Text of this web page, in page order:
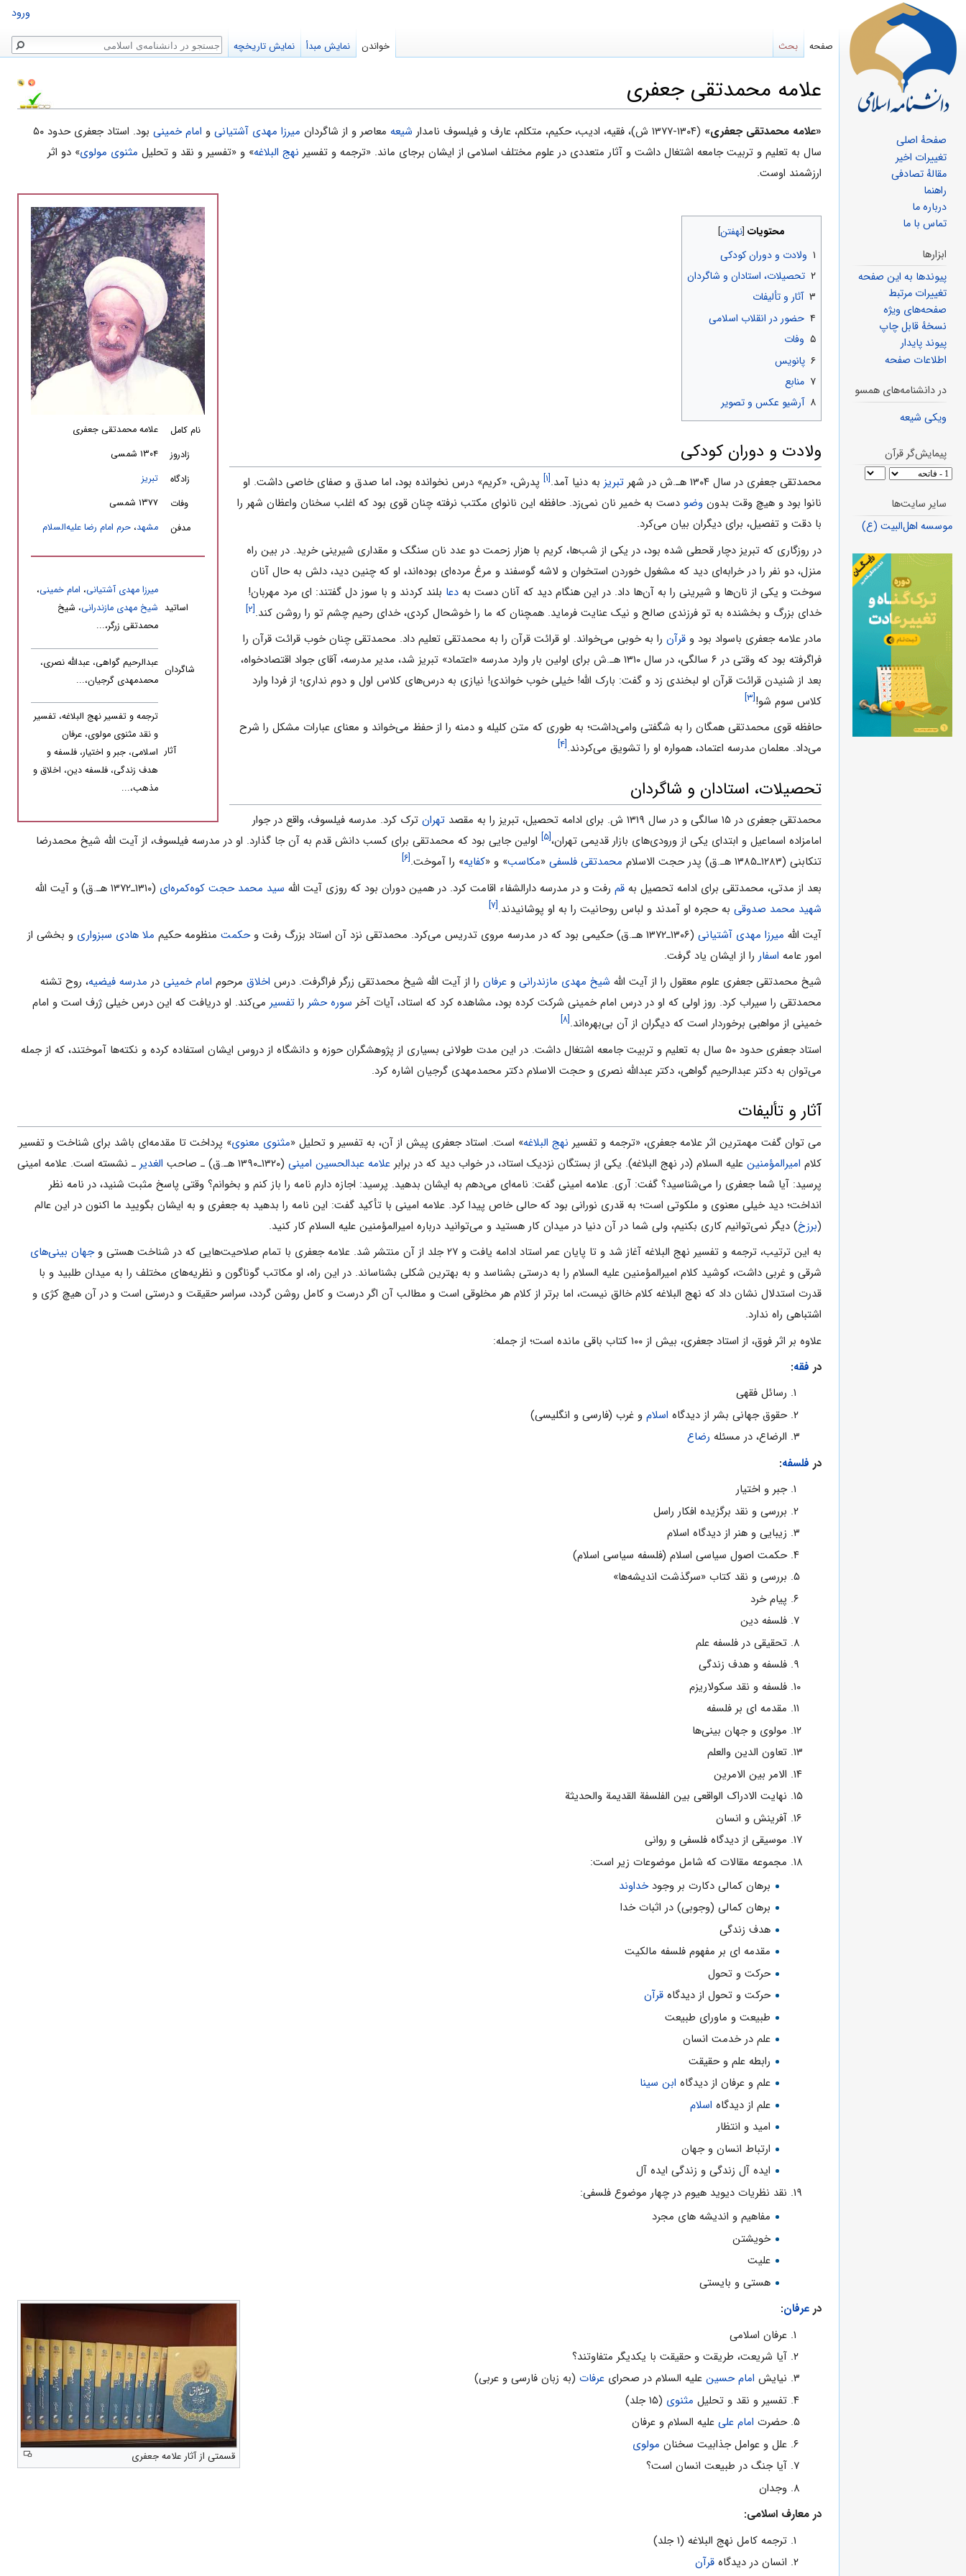
علامه محمدتقی جعفری
پرش
به
ناوبری
پرش
به
جستجو
«علامه محمدتقی جعفری» (۱۳۰۴-۱۳۷۷ ش)، فقیه، ادیب، حکیم، متکلم، عارف و فیلسوف نامدار شیعه معاصر و از شاگردان میرزا مهدی آشتیانی و امام خمینی
بود. استاد جعفری حدود ۵۰
سال به تعلیم و تربیت جامعه اشتغال داشت و آثار متعددی در علوم مختلف اسلامی از ایشان برجای ماند. «ترجمه و تفسیر نهج البلاغه» و «تفسیر و نقد و تحلیل مثنوی مولوی» دو اثر
ارزشمند اوست.
نام کامل
علامه محمدتقی جعفری
زادروز
۱۳۰۴ شمسی
زادگاه
تبریز
وفات
۱۳۷۷ شمسی
مدفن
مشهد، حرم امام رضا علیه‌السلام
اساتید
میرزا مهدی آشتیانی، امام خمینی،
شیخ مهدی مازندرانی، شیخ
محمدتقی زرگر،...
شاگردان
عبدالرحیم گواهی، عبدالله نصری،
محمدمهدی گرجیان،...
آثار
ترجمه و تفسیر نهج البلاغه، تفسیر
و نقد مثنوی مولوی، عرفان
اسلامی، جبر و اختیار، فلسفه و
هدف زندگی، فلسفه دین، اخلاق و
مذهب،...
محتویات
۱ ولادت و دوران کودکی
۲ تحصیلات، استادان و شاگردان
۳ آثار و تألیفات
۴ حضور در انقلاب اسلامی
۵ وفات
۶ پانویس
۷ منابع
۸ آرشیو عکس و تصویر
ولادت و دوران کودکی
محمدتقی جعفری در سال ۱۳۰۴ هـ.ش در شهر تبریز به دنیا آمد.[۱]
پدرش، «کریم» درس نخوانده بود، اما صدق و صفای خاصی داشت. او
نانوا بود و هیچ وقت بدون وضو دست به خمیر نان نمی‌زد. حافظه این نانوای مکتب نرفته چنان قوی بود که اغلب سخنان واعظان شهر را
با دقت و تفصیل، برای دیگران بیان می‌کرد.
در روزگاری که تبریز دچار قحطی شده بود، در یکی از شب‌ها، ‌کریم با هزار زحمت دو عدد نان سنگک و مقداری شیرینی خرید. در بین راه
منزل، دو نفر را در خرابه‌ای دید که مشغول خوردن استخوان و لاشه گوسفند و مرغ مرده‌ای بوده‌اند،‌ او که چنین دید، دلش به حال آنان
سوخت و یکی از نان‌ها و شیرینی را به آن‌ها داد. در این هنگام دید که آنان دست به دعا بلند کردند و با سوز دل گفتند: ای مرد مهربان!
خدای بزرگ و بخشنده به تو فرزندی صالح و نیک عنایت فرماید. همچنان که ما را خوشحال کردی، خدای رحیم چشم تو را روشن کند.[۲]
مادر علامه جعفری باسواد بود و قرآن را به خوبی می‌خواند. او قرائت قرآن را به محمدتقی تعلیم داد. محمدتقی چنان خوب قرائت قرآن را
فراگرفته بود که وقتی در ۶ سالگی، در سال ۱۳۱۰ هـ.ش برای اولین بار وارد مدرسه «اعتماد» تبریز شد، مدیر مدرسه، آقای جواد اقتصادخواه،
بعد از شنیدن قرائت قرآن او لبخندی زد و گفت: بارک الله! خیلی خوب خواندی! نیازی به درس‌های کلاس اول و دوم نداری؛ از فردا وارد
کلاس سوم شو![۳]
حافظه قوی محمدتقی همگان را به شگفتی وامی‌داشت؛ به طوری که متن کلیله و دمنه را از حفظ می‌خواند و معنای عبارات مشکل را شرح
می‌داد. معلمان مدرسه اعتماد، همواره او را تشویق می‌کردند.[۴]
تحصیلات، استادان و شاگردان
محمدتقی جعفری در ۱۵ سالگی و در سال ۱۳۱۹ ش. برای ادامه تحصیل، تبریز را به مقصد تهران ترک کرد. مدرسه فیلسوف، واقع در جوار
امامزاده اسماعیل و ابتدای یکی از ورودی‌های بازار قدیمی تهران،[۵]
اولین جایی بود که محمدتقی برای کسب دانش قدم به آن جا گذارد. او در مدرسه فیلسوف، از آیت الله شیخ محمدرضا
تنکابنی (۱۲۸۳ـ۱۳۸۵ هـ.ق) پدر حجت الاسلام
محمدتقی فلسفی «مکاسب» و «کفایه» را آموخت.[۶]
بعد از مدتی، محمدتقی برای ادامه تحصیل به قم رفت و در مدرسه دارالشفاء اقامت کرد. در همین دوران بود که روزی آیت الله سید محمد حجت کوه‌کمره‌ای (۱۳۱۰ـ۱۳۷۲ هـ.ق) و آیت الله
شهید محمد صدوقی به حجره او آمدند و لباس روحانیت را به او پوشانیدند.[۷]
آیت الله میرزا مهدی آشتیانی (۱۳۰۶ـ۱۳۷۲ هـ.ق) حکیمی بود که در مدرسه مروی تدریس می‌کرد. محمدتقی نزد آن استاد بزرگ رفت و حکمت منظومه حکیم ملا هادی سبزواری و بخشی از
امور عامه اسفار را از ایشان یاد گرفت.
شیخ محمدتقی جعفری علوم معقول را از آیت الله شیخ مهدی مازندرانی و عرفان را از آیت الله شیخ محمدتقی زرگر فراگرفت. درس اخلاق مرحوم امام خمینی در مدرسه فیضیه، روح تشنه
محمدتقی را سیراب کرد. روز اولی که او در درس امام خمینی شرکت کرده بود، مشاهده کرد که استاد، آیات آخر سوره حشر را تفسیر می‌کند. او دریافت که این درس خیلی ژرف است و امام
خمینی از مواهبی برخوردار است که دیگران از آن بی‌بهره‌اند.[۸]
استاد جعفری حدود ۵۰ سال به تعلیم و تربیت جامعه اشتغال داشت. در این مدت طولانی بسیاری از پژوهشگران حوزه و دانشگاه از دروس ایشان استفاده کرده و نکته‌ها آموختند، که از جمله
می‌توان به دکتر عبدالرحیم گواهی، دکتر عبدالله نصری و حجت الاسلام دکتر محمدمهدی گرجیان اشاره کرد.
آثار و تألیفات
می توان گفت مهمترین اثر علامه جعفری، «ترجمه و تفسیر نهج البلاغه» است. استاد جعفری پیش از آن، به تفسیر و تحلیل «مثنوی معنوی» پرداخت تا مقدمه‌ای باشد برای شناخت و تفسیر
کلام امیرالمؤمنین علیه السلام (در نهج البلاغه). یکی از بستگان نزدیک استاد، در خواب دید که در برابر علامه عبدالحسین امینی (۱۳۲۰ـ۱۳۹۰ هـ.ق) ـ صاحب الغدیر ـ نشسته است. علامه امینی
پرسید: آیا شما جعفری را می‌شناسید؟ گفت: آری. علامه امینی گفت: نامه‌ای می‌دهم به ایشان بدهید. پرسید: اجازه دارم نامه را باز کنم و بخوانم؟ وقتی پاسخ مثبت شنید، در نامه نظر
انداخت؛ دید خیلی معنوی و ملکوتی است؛ به قدری نورانی بود که حالی خاص پیدا کرد. علامه امینی با تأکید گفت: این نامه را بدهید به جعفری و به ایشان بگویید ما اکنون در این عالم
(برزخ) دیگر نمی‌توانیم کاری بکنیم، ولی شما در آن دنیا در میدان کار هستید و می‌توانید درباره امیرالمؤمنین علیه السلام کار کنید.
به این ترتیب، ترجمه و تفسیر نهج البلاغه آغاز شد و تا پایان عمر استاد ادامه یافت و ۲۷ جلد از آن منتشر شد. علامه جعفری با تمام صلاحیت‌هایی که در شناخت هستی و
جهان بینی‌های
شرقی و غربی داشت، کوشید کلام امیرالمؤمنین علیه السلام را به درستی بشناسد و به بهترین شکلی بشناساند. در این راه، او مکاتب گوناگون و نظریه‌های مختلف را به میدان طلبید و با
قدرت استدلال نشان داد که نهج البلاغه کلام خالق نیست، اما برتر از کلام هر مخلوقی است و مطالب آن اگر درست و کامل روشن گردد، سراسر حقیقت و درستی است و در آن هیچ کژی و
اشتباهی راه ندارد.
علاوه بر اثر فوق، از استاد جعفری، بیش از ۱۰۰ کتاب باقی مانده است؛ از جمله:
در فقه:
رسائل فقهی
حقوق جهانی بشر از دیدگاه اسلامو غرب (فارسی و انگلیسی)
الرضاع، در مسئله رضاع
در فلسفه:
جبر و اختیار
بررسی و نقد برگزیده افکار راسل
زیبایی و هنر از دیدگاه اسلام
حکمت اصول سیاسی اسلام (فلسفه سیاسی اسلام)
بررسی و نقد کتاب «سرگذشت اندیشه‌ها»
پیام خرد
فلسفه دین
تحقیقی در فلسفه علم
فلسفه و هدف زندگی
فلسفه و نقد سکولاریزم
مقدمه ای بر فلسفه
مولوی و جهان بینی‌ها
تعاون الدین والعلم
الامر بین الامرین
نهایت الادراک الواقعی بین الفلسفة القدیمة والحدیثة
آفرینش و انسان
موسیقی از دیدگاه فلسفی و روانی
مجموعه مقالات که شامل موضوعات زیر است:
برهان کمالی دکارت بر وجودخداوند
برهان کمالی (وجوبی) در اثبات خدا
هدف زندگی
مقدمه ای بر مفهوم فلسفه مالکیت
حرکت و تحول
حرکت و تحول از دیدگاهقرآن
طبیعت و ماورای طبیعت
علم در خدمت انسان
رابطه علم و حقیقت
علم و عرفان از دیدگاه ابن سینا
علم از دیدگاه اسلام
امید و انتظار
ارتباط انسان و جهان
ایده آل زندگی و زندگی ایده آل
نقد نظریات دیوید هیوم در چهار موضوع فلسفی:
مفاهیم و اندیشه های مجرد
خویشتن
علیت
هستی و بایستی
قسمتی از آثار علامه جعفری
در عرفان:
عرفان اسلامی
آیا شریعت، طریقت و حقیقت با یکدیگر متفاوتند؟
نیایش امام حسینعلیه السلام در صحرای عرفات(به زبان فارسی و عربی)
تفسیر و نقد و تحلیل مثنوی (۱۵ جلد)
حضرت امام علیعلیه السلام و عرفان
علل و عوامل جذابیت سخنان مولوی
آیا جنگ در طبیعت انسان است؟
وجدان
در معارف اسلامی:
ترجمه کامل نهج البلاغه (۱ جلد)
انسان در دیدگاه قرآن
ورود
صفحه بحث خواندن نمایش مبدأ نمایش تاریخچه جستجو
صفحهٔ اصلی
تغییرات اخیر
مقالهٔ تصادفی
راهنما
درباره ما
تماس با ما
ابزارها
پیوندها به این صفحه
تغییرات مرتبط
صفحه‌های ویژه
نسخهٔ قابل چاپ
پیوند پایدار
اطلاعات صفحه
در دانشنامه‌های همسو
ویکی شیعه
پیمایش‌گر قرآن
سایر سایت‌ها
موسسه اهل‌البیت (ع)